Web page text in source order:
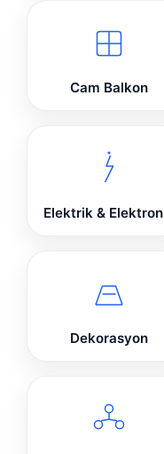
Cam Balkon
Elektrik &
Dekorasyon